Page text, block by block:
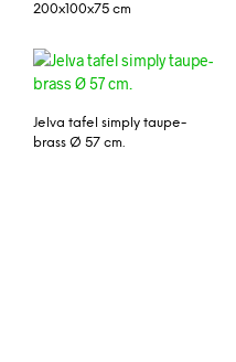
200x100x75 cm
Jelva tafel simply taupe-
brass Ø 57 cm.